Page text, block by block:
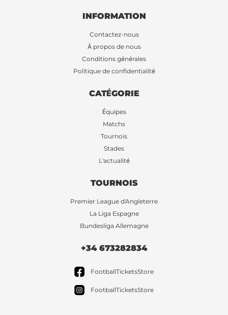
INFORMATION
Contactez-nous
À propos de nous
Conditions générales
Politique de confidentialité
CATÉGORIE
Équipes
Matchs
Tournois
Stades
L'actualité
TOURNOIS
Premier League d'Angleterre
La Liga Espagne
Bundesliga Allemagne
+34 673282834
FootballTicketsStore
FootballTicketsStore